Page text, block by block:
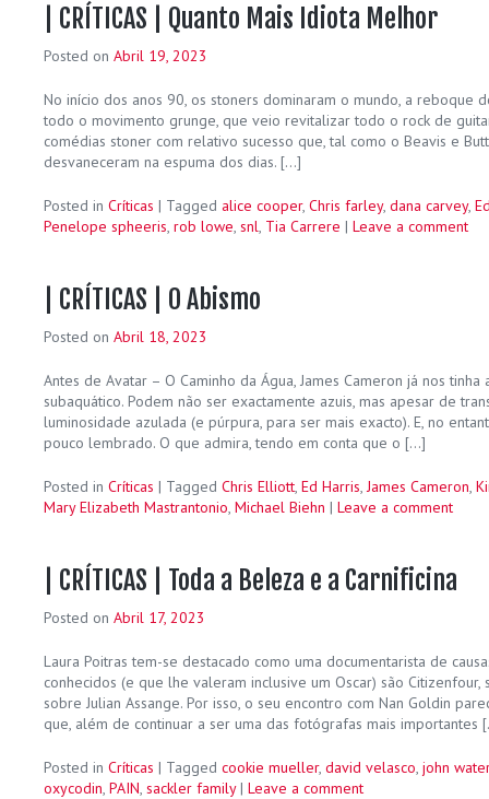
| CRÍTICAS | Quanto Mais Idiota Melhor
Posted on Abril 19, 2023
No início dos anos 90, os stoners dominaram o mundo, a reboque
todo o movimento grunge, que veio revitalizar todo o rock de
comédias stoner com relativo sucesso que, tal como o Beavis e
desvaneceram na espuma dos dias. […]
Posted in Críticas | Tagged alice cooper, Chris farley, dana carvey,
Penelope spheeris, rob lowe, snl, Tia Carrere | Leave a comment
| CRÍTICAS | O Abismo
Posted on Abril 18, 2023
Antes de Avatar – O Caminho da Água, James Cameron já nos
subaquático. Podem não ser exactamente azuis, mas apesar de
luminosidade azulada (e púrpura, para ser mais exacto). E, no
pouco lembrado. O que admira, tendo em conta que o […]
Posted in Críticas | Tagged Chris Elliott, Ed Harris,James Cameron,
Mary Elizabeth Mastrantonio, Michael Biehn | Leave a comment
| CRÍTICAS | Toda a Beleza e a Carnificina
Posted on Abril 17, 2023
Laura Poitras tem-se destacado como uma documentarista de
conhecidos (e que lhe valeram inclusive um Oscar) são Citizenfour,
sobre Julian Assange. Por isso, o seu encontro com Nan Goldin
que, além de continuar a ser uma das fotógrafas mais importantes
Posted in Críticas | Tagged cookie mueller, david velasco, john
oxycodin, PAIN, sackler family | Leave a comment